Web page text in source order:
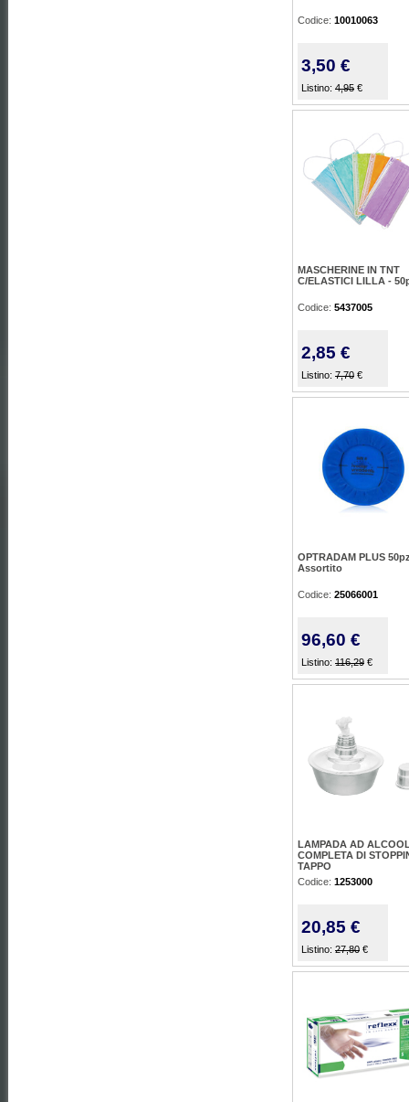
Codice: 10010063
3,50 €
Listino: 4,95 €
MASCHERINE IN TNT
C/ELASTICI LILLA -
Codice: 5437005
2,85 €
Listino: 7,70 €
OPTRADAM PLUS
Assortito
Codice: 25066001
96,60 €
Listino: 116,29 €
LAMPADA AD
COMPLETA DI
TAPPO
Codice: 1253000
20,85 €
Listino: 27,80 €